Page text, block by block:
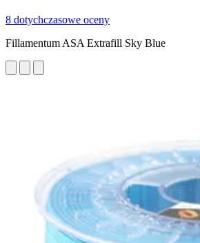
8 dotychczasowe oceny
Fillamentum ASA Extrafill Sky Blue